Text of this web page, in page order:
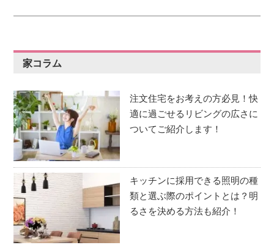
家コラム
注文住宅をお考えの方必見！快
適に過ごせるリビングの広さに
ついてご紹介します！
キッチンに採用できる照明の種
類と選ぶ際のポイントとは？明
るさを決める方法も紹介！